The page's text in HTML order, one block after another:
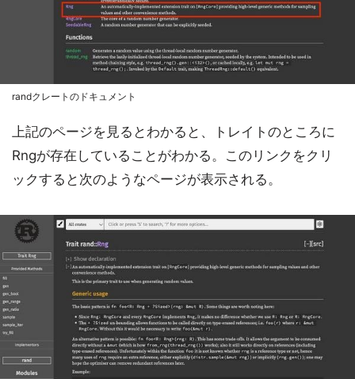
randクレートのドキュメント
上記のページを見るとわかると、トレイトのところに
Rngが存在していることがわかる。このリンクをクリ
ックすると次のようなページが表示される。